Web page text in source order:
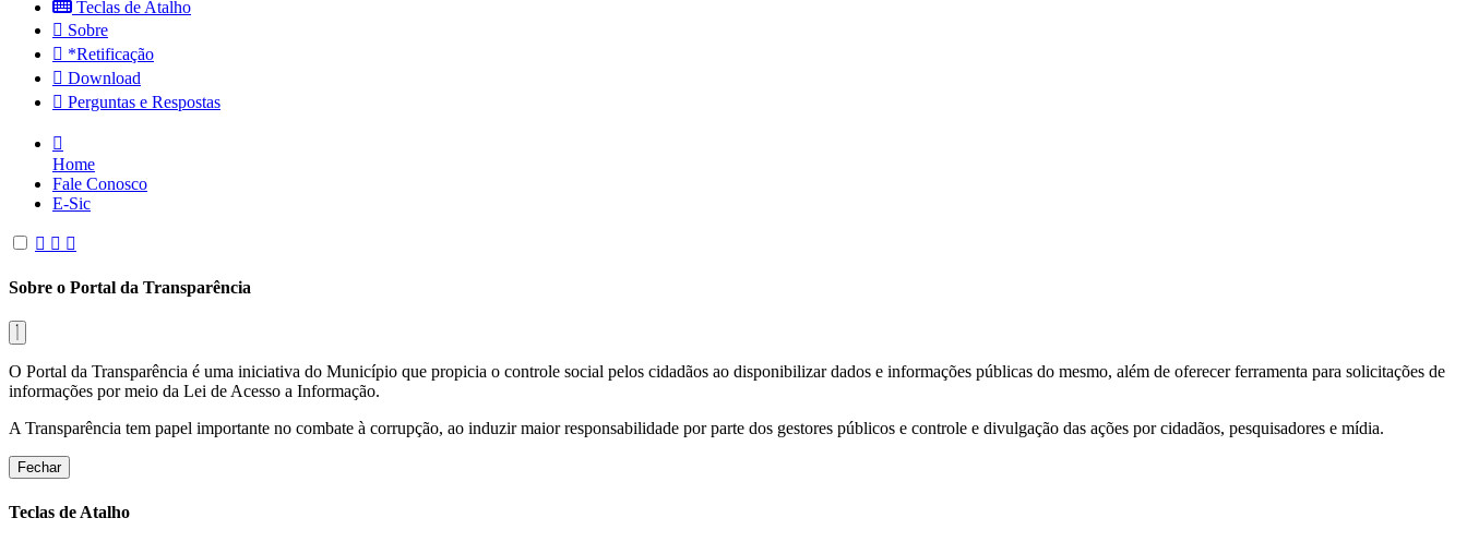
Teclas de Atalho
Sobre
*Retificação
Download
Perguntas e Respostas
Home
Fale Conosco
E-Sic
Sobre o Portal da Transparência
O Portal da Transparência é uma iniciativa do Município que propicia o controle social pelos cidadãos ao disponibilizar dados e informações públicas do mesmo, além de oferecer ferramenta para solicitações de
informações por meio da Lei de Acesso a Informação.
A Transparência tem papel importante no combate à corrupção, ao induzir maior responsabilidade por parte dos gestores públicos e controle e divulgação das ações por cidadãos, pesquisadores e mídia.
Fechar
Teclas de Atalho